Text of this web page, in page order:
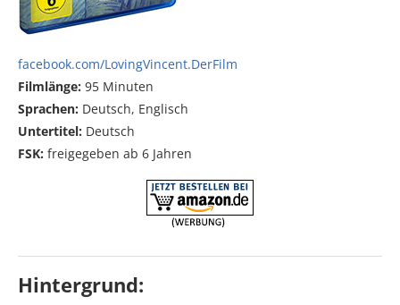
facebook.com/LovingVincent.DerFilm
Filmlänge: 95 Minuten
Sprachen: Deutsch, Englisch
Untertitel: Deutsch
FSK: freigegeben ab 6 Jahren
Hintergrund: